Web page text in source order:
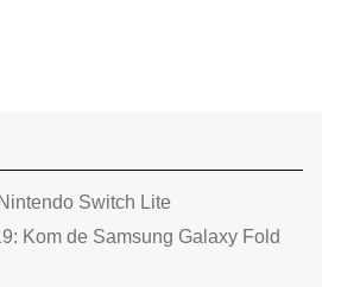
Switch Lite
Kom de Samsung Galaxy Fold